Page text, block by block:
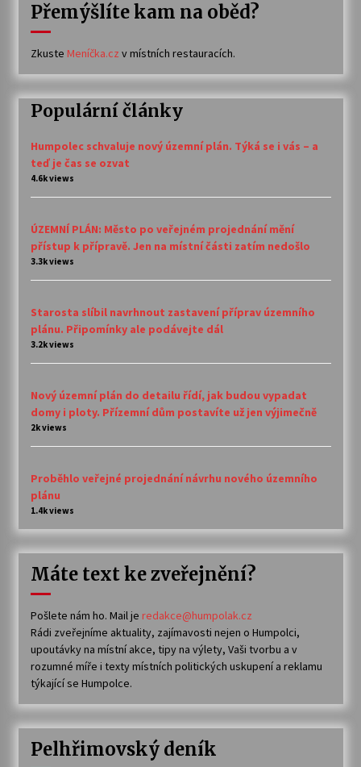
Přemýšlíte kam na oběd?
Zkuste Meníčka.cz v místních restauracích.
Populární články
Humpolec schvaluje nový územní plán. Týká se i vás – a
teď je čas se ozvat
4.6k views
ÚZEMNÍ PLÁN: Město po veřejném projednání mění
přístup k přípravě. Jen na místní části zatím nedošlo
3.3k views
Starosta slíbil navrhnout zastavení příprav územního
plánu. Připomínky ale podávejte dál
3.2k views
Nový územní plán do detailu řídí, jak budou vypadat
domy i ploty. Přízemní dům postavíte už jen výjimečně
2k views
Proběhlo veřejné projednání návrhu nového územního
plánu
1.4k views
Máte text ke zveřejnění?
Pošlete nám ho. Mail je redakce@humpolak.cz
Rádi zveřejníme aktuality, zajímavosti nejen o Humpolci,
upoutávky na místní akce, tipy na výlety, Vaši tvorbu a v
rozumné míře i texty místních politických uskupení a reklamu
týkající se Humpolce.
Pelhřimovský deník